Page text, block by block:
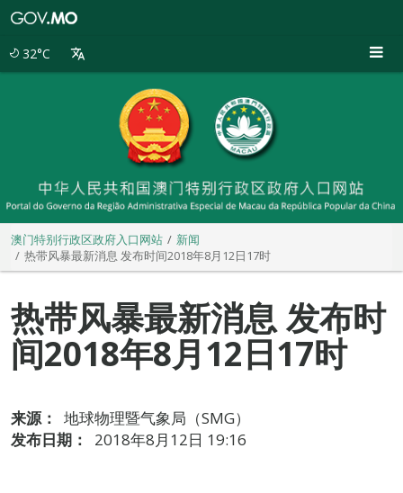
32°C
澳门特别行政区政府入口网站
新闻
热带风暴最新消息 发布时间2018年8月12日17时
热带风暴最新消息 发布时
间2018年8月12日17时
来源：
地球物理暨气象局（SMG）
发布日期：
2018年8月12日 19:16